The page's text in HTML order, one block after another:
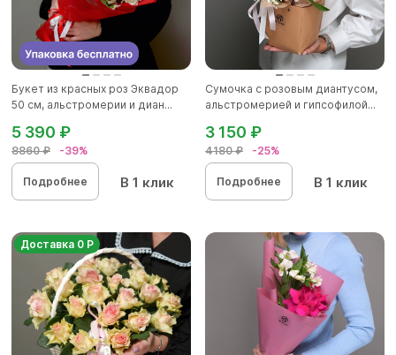
Букет из красных роз Эквадор
50 см, альстромерии и диан...
8860 ₽ -39%
5 390 ₽
Подробнее В 1 клик
Сумочка с розовым диантусом,
альстромерией и гипсофилой...
4180 ₽ -25%
3 150 ₽
Подробнее В 1 клик
Доставка 0 Р